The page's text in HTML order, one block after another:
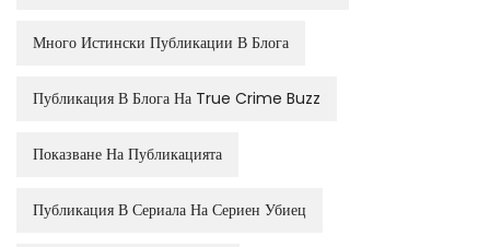
Много Истински Публикации В Блога
Публикация В Блога На True Crime Buzz
Показване На Публикацията
Публикация В Сериала На Сериен Убиец